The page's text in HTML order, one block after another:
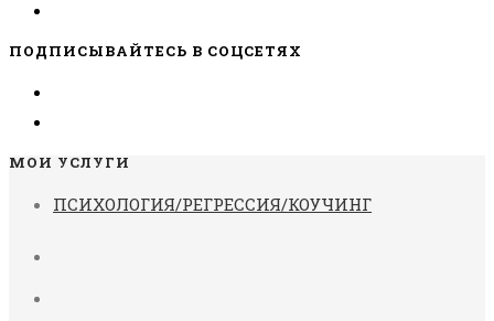
ПОДПИСЫВАЙТЕСЬ В СОЦСЕТЯХ
МОИ УСЛУГИ
ПСИХОЛОГИЯ/РЕГРЕССИЯ/КОУЧИНГ